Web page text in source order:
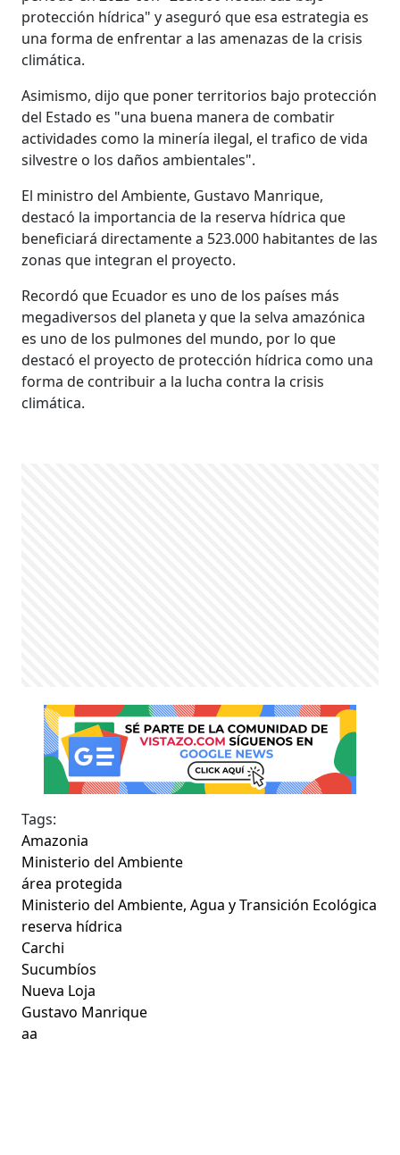
protección hídrica" y aseguró que esa estrategia es
una forma de enfrentar a las amenazas de la crisis
climática.
Asimismo, dijo que poner territorios bajo protección
del Estado es "una buena manera de combatir
actividades como la minería ilegal, el trafico de vida
silvestre o los daños ambientales".
El ministro del Ambiente, Gustavo Manrique,
destacó la importancia de la reserva hídrica que
beneficiará directamente a 523.000 habitantes de las
zonas que integran el proyecto.
Recordó que Ecuador es uno de los países más
megadiversos del planeta y que la selva amazónica
es uno de los pulmones del mundo, por lo que
destacó el proyecto de protección hídrica como una
forma de contribuir a la lucha contra la crisis
climática.
Tags:
Amazonia
Ministerio del Ambiente
área protegida
Ministerio del Ambiente, Agua y Transición Ecológica
reserva hídrica
Carchi
Sucumbíos
Nueva Loja
Gustavo Manrique
aa